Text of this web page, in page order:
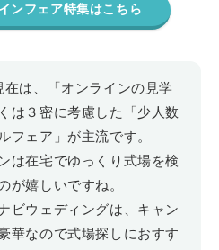
ンフェア特集はこちら
在は、「オンラインの見学
は３密に考慮した「少人数
フェア」が主流です。
は在宅でゆっくり式場を検
が嬉しいですね。
ビウェディングは、キャン
華なので式場探しにおすす